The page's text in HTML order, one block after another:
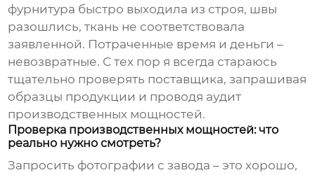
фурнитура быстро выходила из строя, швы
разошлись, ткань не соответствовала
заявленной. Потраченные время и деньги –
невозвратные. С тех пор я всегда стараюсь
тщательно проверять поставщика, запрашивая
образцы продукции и проводя аудит
производственных мощностей.
Проверка производственных мощностей: что
реально нужно смотреть?
Запросить фотографии с завода – это хорошо,